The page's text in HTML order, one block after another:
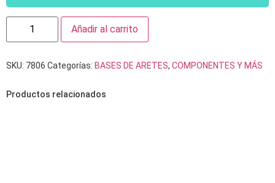
Añadir al carrito
SKU: 7806 Categorías: BASES DE ARETES, COMPONENTES Y MÁS
Productos relacionados